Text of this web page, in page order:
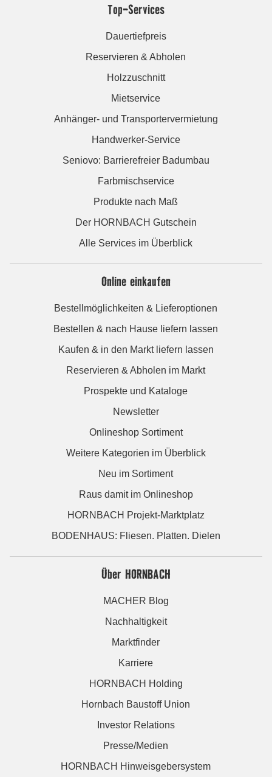
Top-Services
Dauertiefpreis
Reservieren & Abholen
Holzzuschnitt
Mietservice
Anhänger- und Transportervermietung
Handwerker-Service
Seniovo: Barrierefreier Badumbau
Farbmischservice
Produkte nach Maß
Der HORNBACH Gutschein
Alle Services im Überblick
Online einkaufen
Bestellmöglichkeiten & Lieferoptionen
Bestellen & nach Hause liefern lassen
Kaufen & in den Markt liefern lassen
Reservieren & Abholen im Markt
Prospekte und Kataloge
Newsletter
Onlineshop Sortiment
Weitere Kategorien im Überblick
Neu im Sortiment
Raus damit im Onlineshop
HORNBACH Projekt-Marktplatz
BODENHAUS: Fliesen. Platten. Dielen
Über HORNBACH
MACHER Blog
Nachhaltigkeit
Marktfinder
Karriere
HORNBACH Holding
Hornbach Baustoff Union
Investor Relations
Presse/Medien
HORNBACH Hinweisgebersystem